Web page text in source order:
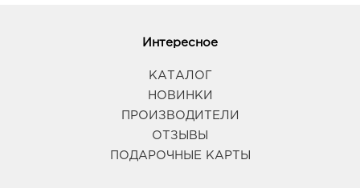
Интересное
КАТАЛОГ
НОВИНКИ
ПРОИЗВОДИТЕЛИ
ОТЗЫВЫ
ПОДАРОЧНЫЕ КАРТЫ